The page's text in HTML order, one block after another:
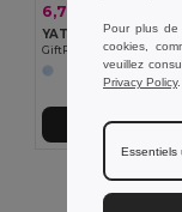
6,78 €
GiftRetail IT1639
Ajouter au Panier
Pour plus
cookies,
veuillez
Privacy Policy.
Essentiels